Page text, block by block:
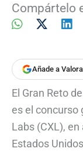
Compártelo
Añade a
El Gran Reto
es el concurso
Labs (CXL),
Estados